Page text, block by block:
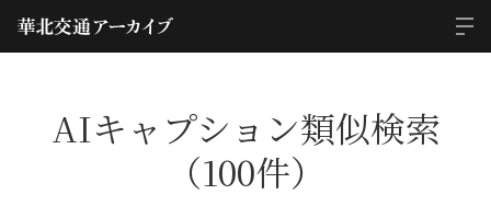
AIキャプション類似検索
（100件）